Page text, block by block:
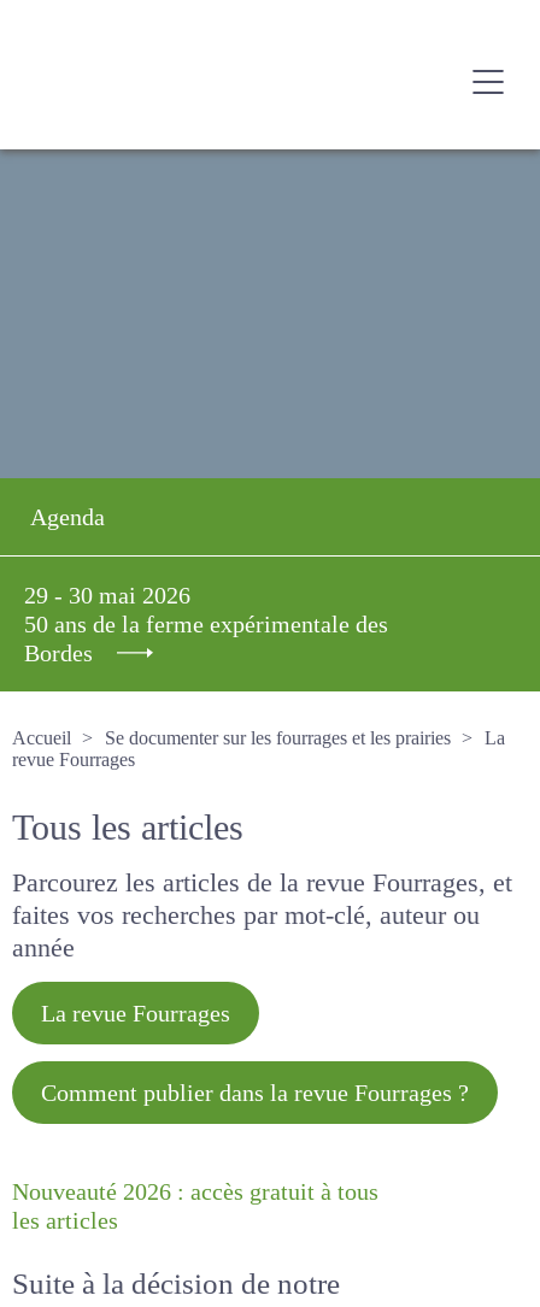
Agenda
29 - 30 mai 2026
50 ans de la ferme expérimentale des
Bordes
Accueil
Se documenter sur les fourrages et les prairies
La revue Fourrages
Tous les articles
Parcourez les articles de la revue Fourrages, et
faites vos recherches par mot-clé, auteur ou
année
La revue Fourrages
Comment publier dans la revue
Nouveauté 2026 : accès gratuit à